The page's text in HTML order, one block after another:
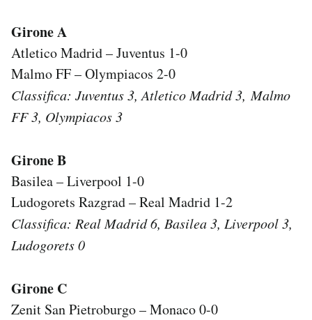
Girone A
Atletico Madrid – Juventus 1-0
Malmo FF – Olympiacos 2-0
Classifica: Juventus 3, Atletico Madrid 3, Malmo
FF 3, Olympiacos 3
Girone B
Basilea – Liverpool 1-0
Ludogorets Razgrad – Real Madrid 1-2
Classifica: Real Madrid 6, Basilea 3, Liverpool 3,
Ludogorets 0
Girone C
Zenit San Pietroburgo – Monaco 0-0